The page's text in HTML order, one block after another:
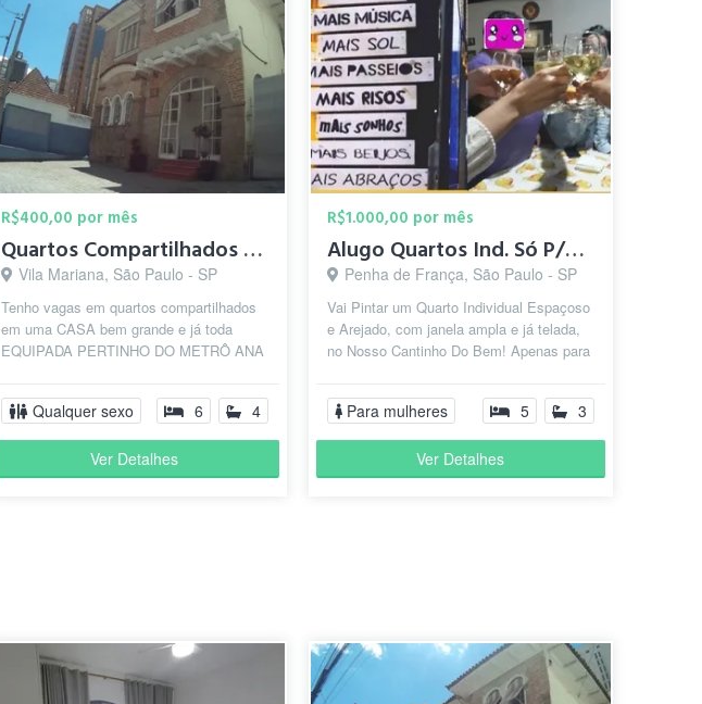
R$400,00 por mês
Quartos Compartilhados Prox Av Paulista
Vila Mariana, São Paulo - SP
Tenho vagas em quartos compartilhados
em uma CASA bem grande e já toda
EQUIPADA PERTINHO DO METRÔ ANA
AV PAULISTA)...
Qualquer sexo 6 4
Ver Detalhes
R$1.000,00 por mês
Alugo Quartos Ind. Só P/Moças, Px.Metrô Penha!
Penha de França, São Paulo - SP
Vai Pintar um Quarto Individual Espaçoso
e Arejado, com janela ampla e já telada,
no Nosso Cantinho Do Bem! Apenas para
Para mulheres 5 3
Ver Detalhes